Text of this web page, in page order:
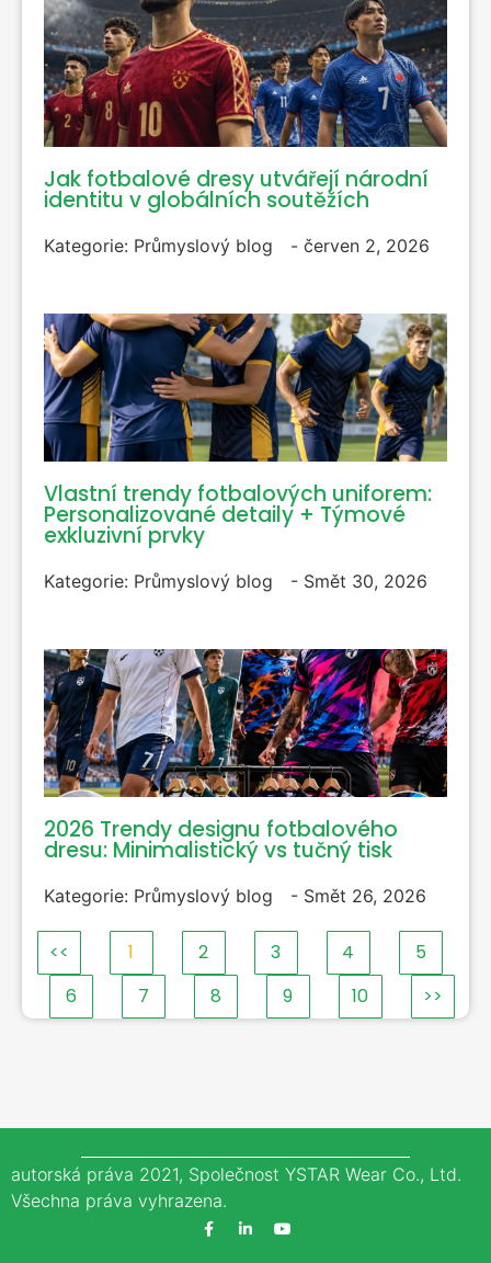
Jak fotbalové dresy utvářejí národní
identitu v globálních soutěžích
Kategorie: Průmyslový blog - červen 2, 2026
Vlastní trendy fotbalových uniforem:
Personalizované detaily + Týmové
exkluzivní prvky
Kategorie: Průmyslový blog - Smět 30, 2026
2026 Trendy designu fotbalového
dresu: Minimalistický vs tučný tisk
Kategorie: Průmyslový blog - Smět 26, 2026
<< 1 2 3 4
5
6
7 8 9 10 >>
autorská práva 2021, Společnost YSTAR Wear Co., Ltd.
Všechna práva vyhrazena.